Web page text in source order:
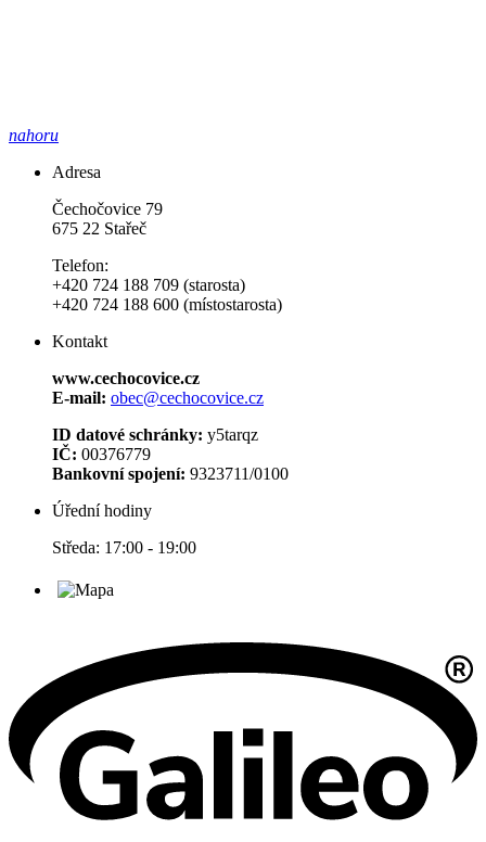
nahoru
Adresa
Čechočovice 79
675 22 Stařeč
Telefon:
+420 724 188 709 (starosta)
+420 724 188 600 (místostarosta)
Kontakt
www.cechocovice.cz
E-mail: obec@cechocovice.cz
ID datové schránky: y5tarqz
IČ: 00376779
Bankovní spojení: 9323711/0100
Úřední hodiny
Středa: 17:00 - 19:00